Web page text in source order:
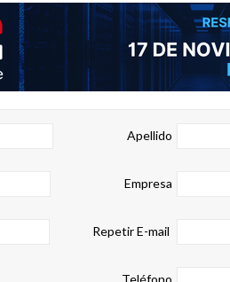
Apellido
Empresa
Repetir E-mail
Teléfono